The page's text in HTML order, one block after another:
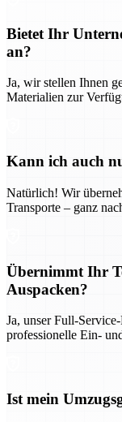
Bietet Ihr
an?
Ja, wir stellen Ihnen
Materialien zur
Kann ich auch
Natürlich! Wir
Transporte – ganz
Übernimmt Ihr
Auspacken?
Ja, unser Full-
professionelle Ein-
Ist mein